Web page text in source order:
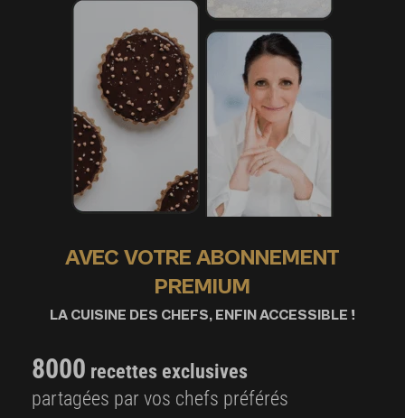
AVEC VOTRE ABONNEMENT
PREMIUM
LA CUISINE DES CHEFS, ENFIN ACCESSIBLE !
8000 recettes exclusives
partagées par vos chefs préférés